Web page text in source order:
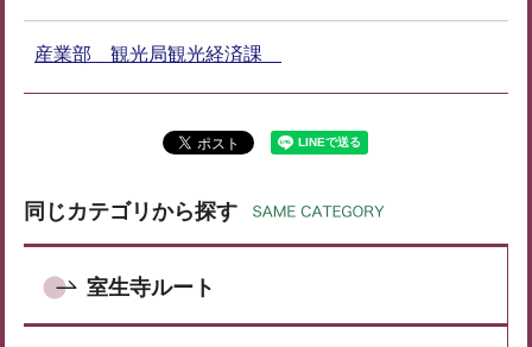
産業部 観光局観光経済課
同じカテゴリから探す
室生寺ルート